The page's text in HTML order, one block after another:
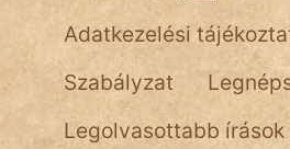
Adatkezelési
Szabályzat
Legolvasottabb írások